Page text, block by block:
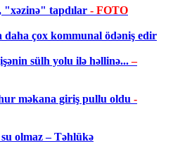
"xəzinə" tapdılar - FOTO
daha çox kommunal ödəniş edir
sülh yolu ilə həllinə...–
məkana giriş pullu oldu -
olmaz – Təhlükə